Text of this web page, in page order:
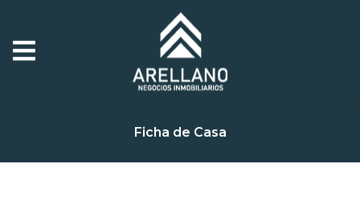
Ficha de Casa